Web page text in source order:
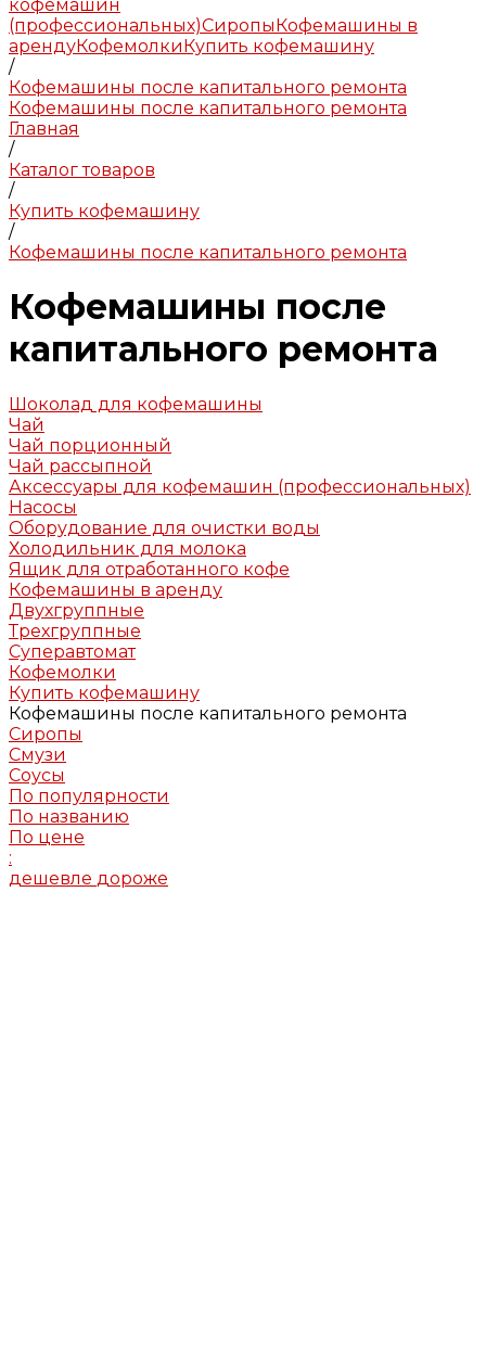
кофемашин
(профессиональных)СиропыКофемашины в
арендуКофемолкиКупить кофемашину
/
Кофемашины после капитального ремонта
Кофемашины после капитального ремонта
Главная
/
Каталог товаров
/
Купить кофемашину
/
Кофемашины после капитального ремонта
Кофемашины после
капитального ремонта
Шоколад для кофемашины
Чай
Чай порционный
Чай рассыпной
Аксессуары для кофемашин (профессиональных)
Насосы
Оборудование для очистки воды
Холодильник для молока
Ящик для отработанного кофе
Кофемашины в аренду
Двухгруппные
Трехгруппные
Суперавтомат
Кофемолки
Купить кофемашину
Кофемашины после капитального ремонта
Сиропы
Смузи
Соусы
По популярности
По названию
По цене
:
дешевле дороже